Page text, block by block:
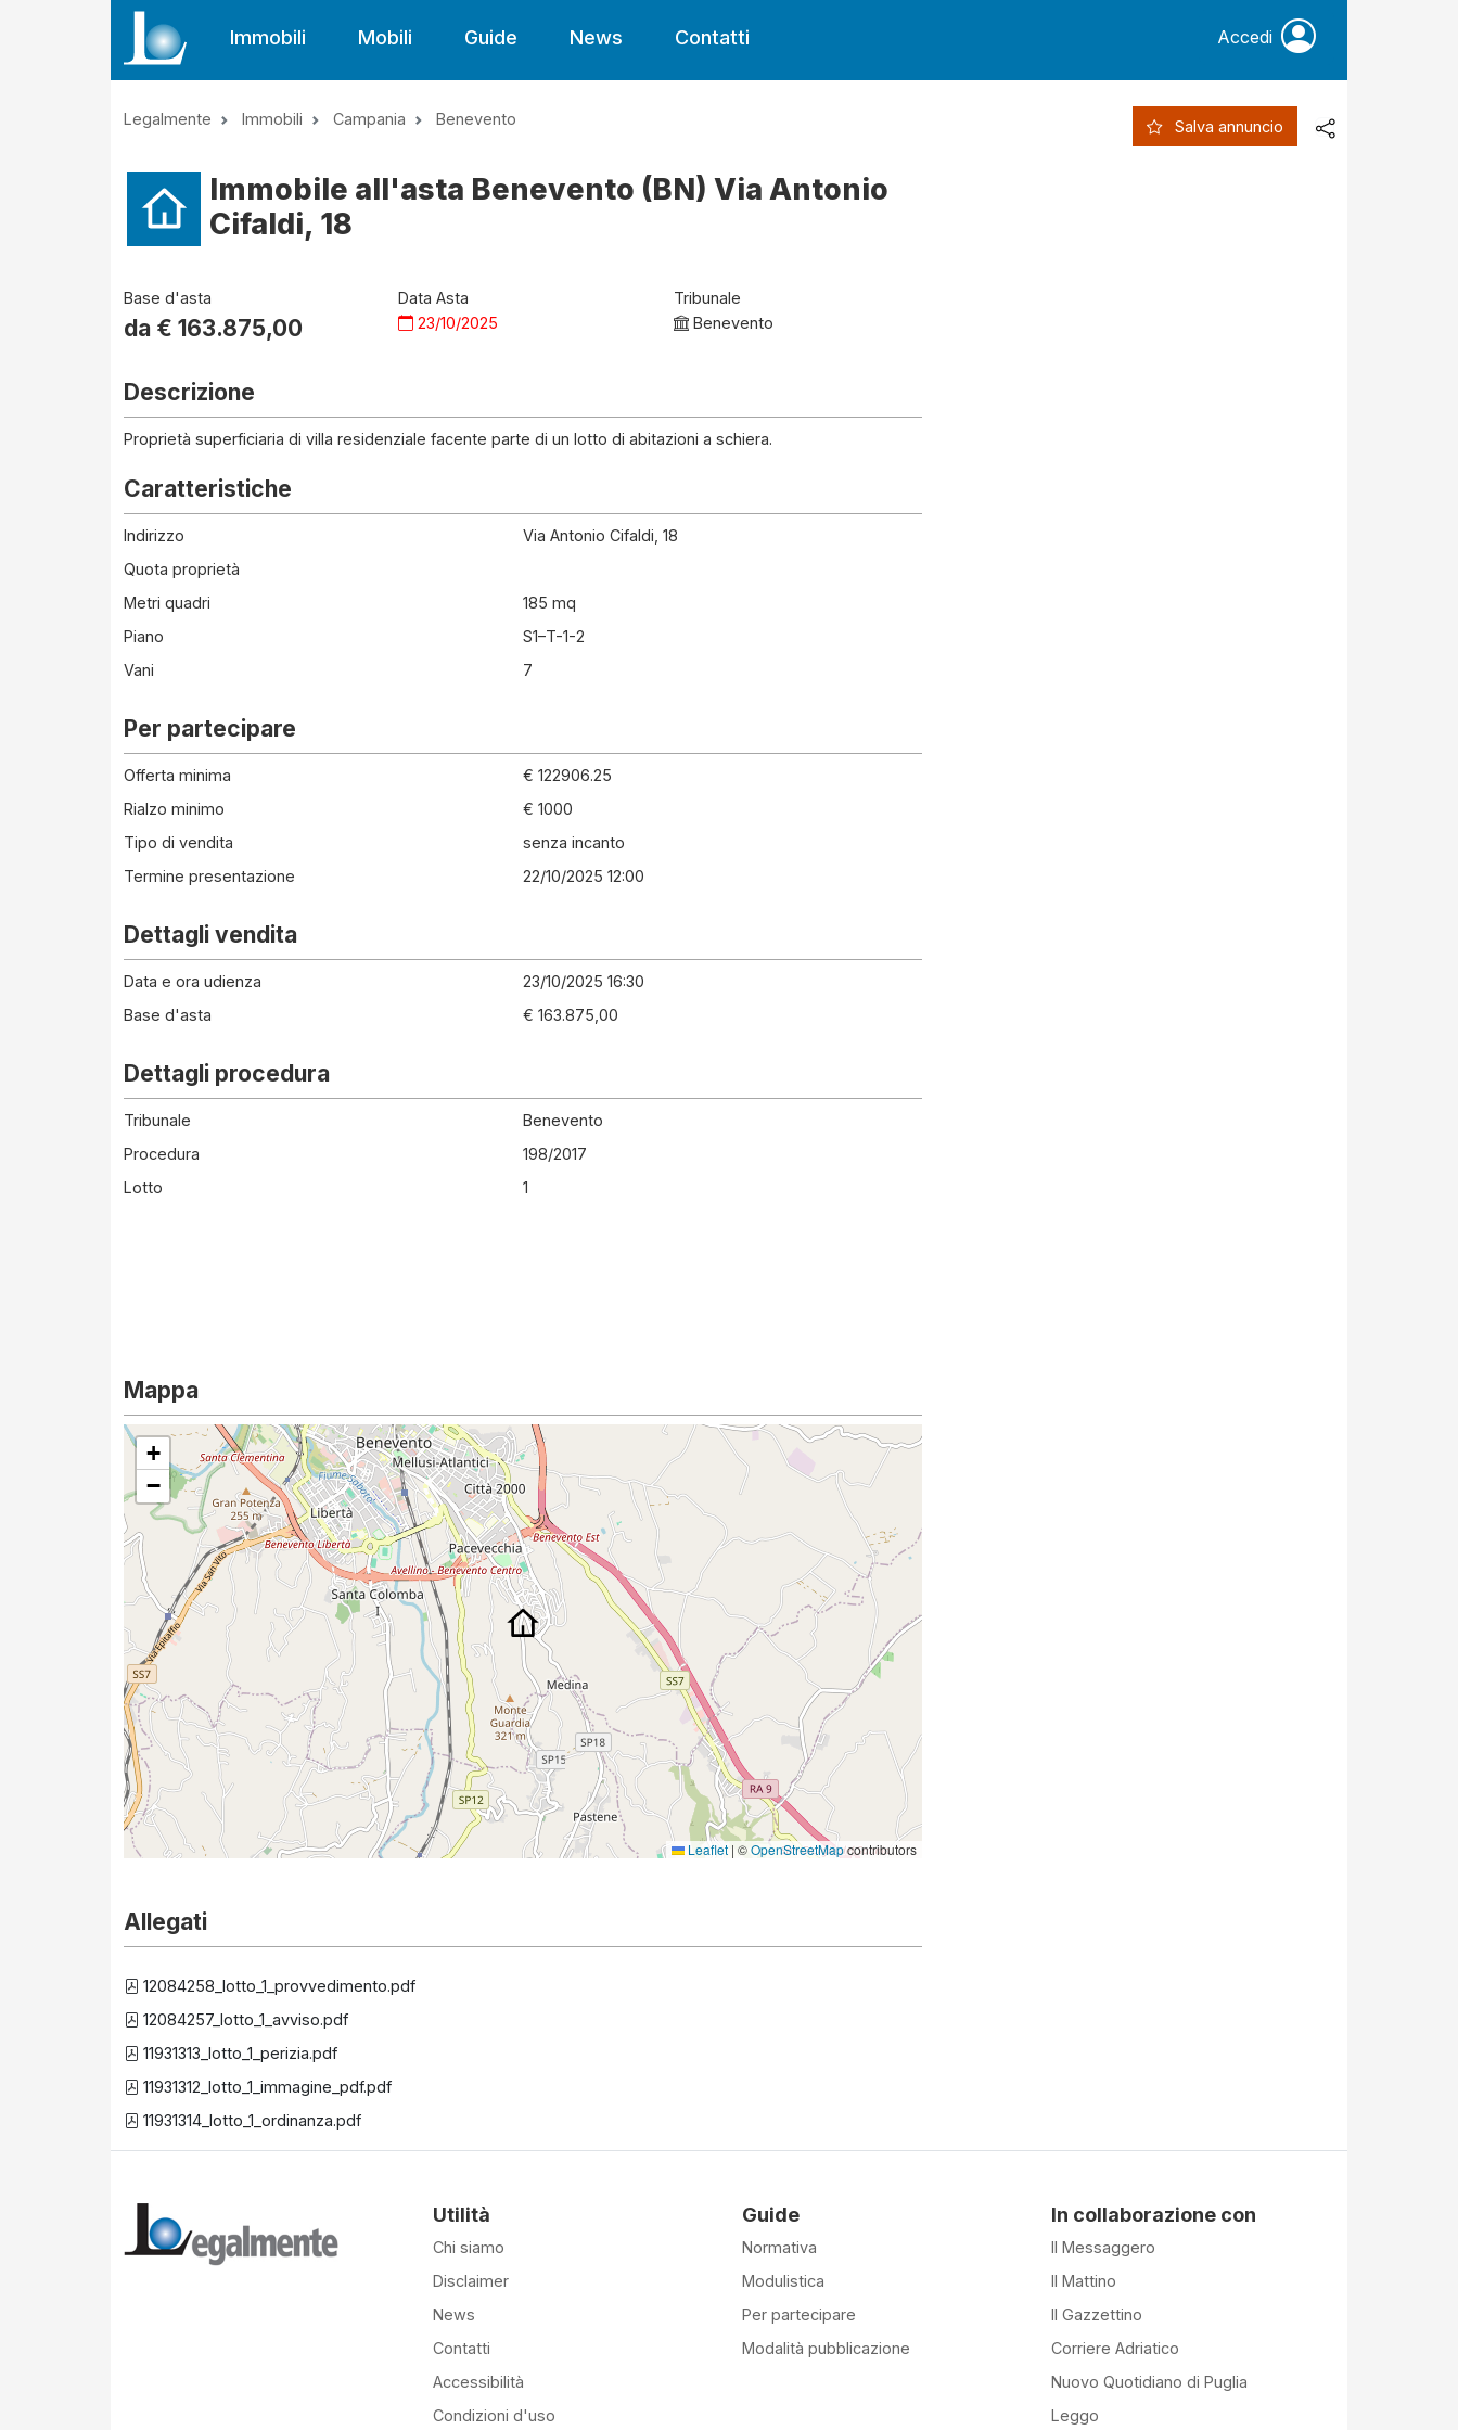
Immobili Mobili Guide News Contatti Accedi
Legalmente Immobili Campania Benevento Salva annuncio
Immobile all'asta Benevento (BN) Via Antonio
Cifaldi, 18
Base d'asta
da € 163.875,00
Data Asta
23/10/2025
Tribunale
Benevento
Descrizione
Proprietà superficiaria di villa residenziale facente parte di un lotto di abitazioni a schiera.
Caratteristiche
Indirizzo
Via Antonio Cifaldi, 18
Quota proprietà
Metri quadri
185 mq
Piano
S1–T-1-2
Vani
7
Per partecipare
Offerta minima
€ 122906.25
Rialzo minimo
€ 1000
Tipo di vendita
senza incanto
Termine presentazione
22/10/2025 12:00
Dettagli vendita
Data e ora udienza
23/10/2025 16:30
Base d'asta
€ 163.875,00
Dettagli procedura
Tribunale
Benevento
Procedura
198/2017
Lotto
1
Mappa
+
−
Leaflet | ©OpenStreetMapcontributors
Allegati
12084258_lotto_1_provvedimento.pdf
12084257_lotto_1_avviso.pdf
11931313_lotto_1_perizia.pdf
11931312_lotto_1_immagine_pdf.pdf
11931314_lotto_1_ordinanza.pdf
Utilità
Chi siamo
Disclaimer
News
Contatti
Accessibilità
Condizioni d'uso
Guide
Normativa
Modulistica
Per partecipare
Modalità pubblicazione
In collaborazione con
Il Messaggero
Il Mattino
Il Gazzettino
Corriere Adriatico
Nuovo Quotidiano di Puglia
Leggo